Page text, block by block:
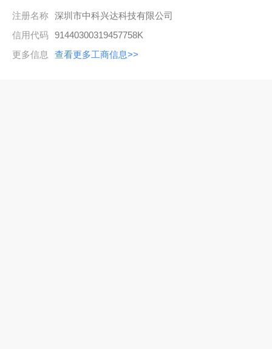
注册名称 深圳市中科兴达科技有限公司
信用代码 91440300319457758K
更多信息
查看更多工商信息>>